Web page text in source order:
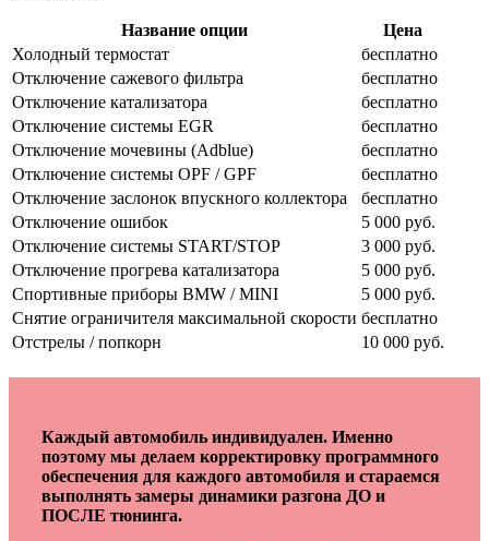
Название опции
Цена
Холодный термостат
бесплатно
Отключение сажевого фильтра
бесплатно
Отключение катализатора
бесплатно
Отключение системы EGR
бесплатно
Отключение мочевины (Adblue)
бесплатно
Отключение системы OPF / GPF
бесплатно
Отключение заслонок впускного коллектора
бесплатно
Отключение ошибок
5 000 руб.
Отключение системы START/STOP
3 000 руб.
Отключение прогрева катализатора
5 000 руб.
Спортивные приборы BMW / MINI
5 000 руб.
Снятие ограничителя максимальной скорости бесплатно
Отстрелы / попкорн
10 000 руб.
Каждый автомобиль индивидуален. Именно
поэтому мы делаем корректировку программного
обеспечения для каждого автомобиля и стараемся
выполнять замеры динамики разгона ДО и
ПОСЛЕ тюнинга.